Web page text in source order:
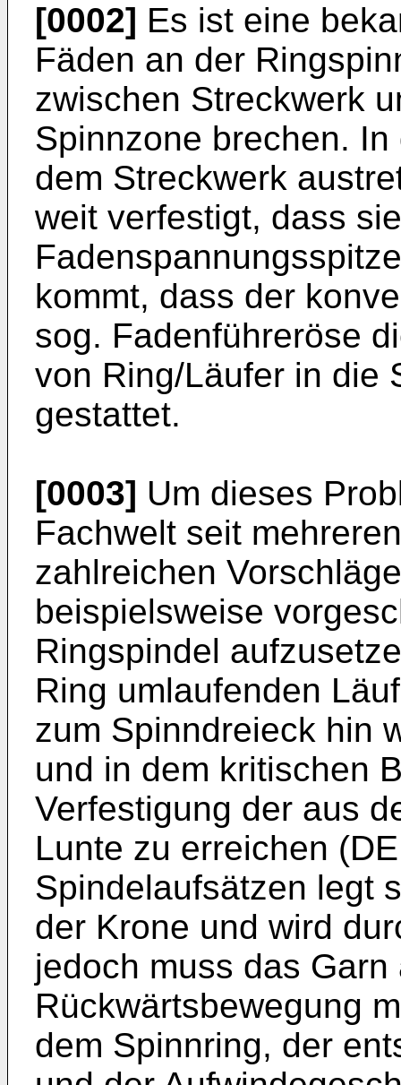
[0002] Es ist eine
Fäden an der
zwischen Streckwerk
Spinnzone brechen.
dem Streckwerk
weit verfestigt, dass
kommt, dass der
sog. Fadenführeröse
von Ring/Läufer in die
gestattet.
[0003] Um dieses
Fachwelt seit
zahlreichen
beispielsweise
Ringspindel
Ring umlaufenden
zum Spinndreieck hin
und in dem kritischen
Verfestigung der aus
Lunte zu erreichen (
Spindelaufsätzen legt
der Krone und wird
jedoch muss das
Rückwärtsbewegung
dem Spinnring, der